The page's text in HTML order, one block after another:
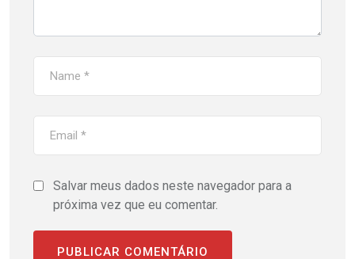
Salvar meus dados neste navegador para a
próxima vez que eu comentar.